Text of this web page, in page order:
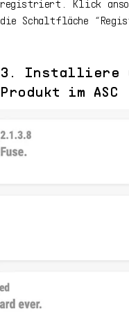
registriert. Klick
die Schaltfläche
3. Installiere
Produkt im ASC